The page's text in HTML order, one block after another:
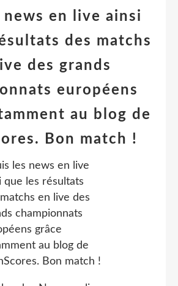
news en live ainsi
des matchs
des grands
européens
au blog de
Bon match !